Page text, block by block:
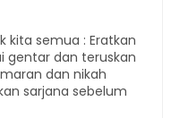
kita semua : Eratkan
gentar dan teruskan
dan nikah
sarjana sebelum